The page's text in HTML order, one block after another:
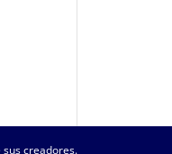
creadores.